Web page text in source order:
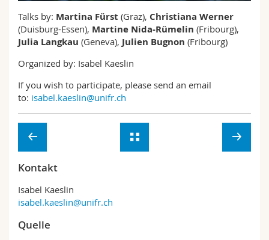
Interfakultär
Doktorierende
Vorlesungsverzeichnis
Talks by: Martina Fürst (Graz), Christiana Werner
(Duisburg-Essen), Martine Nida-Rümelin (Fribourg),
Julia Langkau (Geneva), Julien Bugnon (Fribourg)
Organized by: Isabel Kaeslin
If you wish to participate, please send an email
to: isabel.kaeslin@unifr.ch
Kontakt
Isabel Kaeslin
isabel.kaeslin@unifr.ch
Quelle